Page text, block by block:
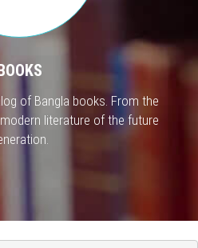
of Bangla books. From the
literature of the future